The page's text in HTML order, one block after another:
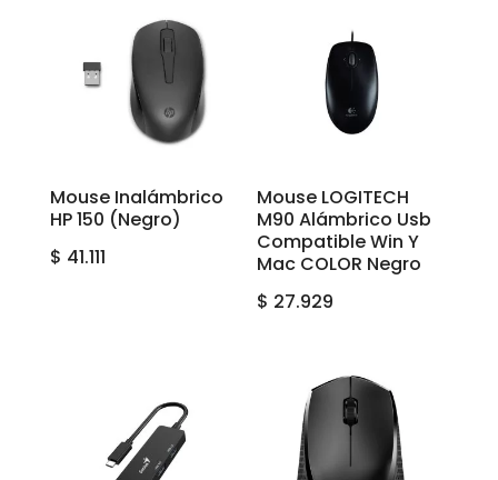
Mouse Inalámbrico
HP 150 (Negro)
$ 41.111
Mouse LOGITECH
M90 Alámbrico Usb
Compatible Win Y
Mac COLOR Negro
$ 27.929